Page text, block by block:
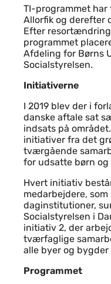
TI-programmet
Allorfik og derefter
Efter
programmet
Afdeling for Børns
Socialstyrelsen.
Initiativerne
I 2019 blev der i
danske aftale sat
indsats på
initiativer fra det
tværgående
for udsatte børn og
Hvert initiativ
medarbejdere,
daginstitutioner,
Socialstyrelsen i
initiativ 2, der
tværfaglige
alle byer og bygder
Programmet